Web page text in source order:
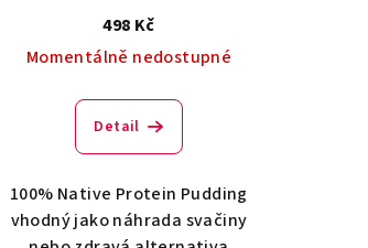
498 Kč
Momentálně nedostupné
Detail
100% Native Protein Pudding
vhodný jako náhrada svačiny